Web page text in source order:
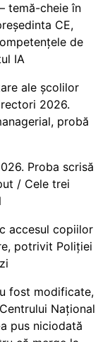
temă-cheie în
CE,
de
IA
ale școlilor
2026.
probă
Proba scrisă
/ Cele trei
accesul copiilor
potrivit Poliției
fost modificate,
Național
pus niciodată